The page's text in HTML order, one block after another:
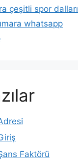
çeşitli spor dalları
whatsapp
Faktörü